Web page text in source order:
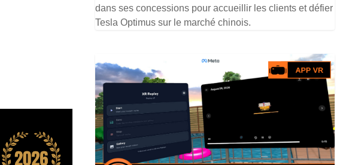
dans ses concessions pour accueillir les clients et défier
Tesla Optimus sur le marché chinois.